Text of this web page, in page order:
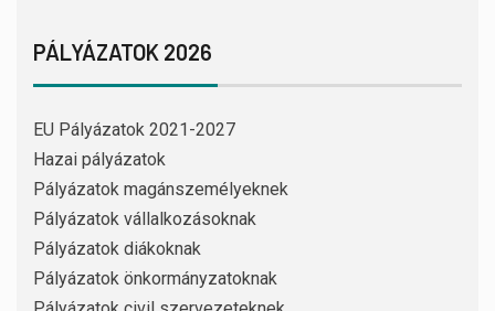
PÁLYÁZATOK 2026
EU Pályázatok 2021-2027
Hazai pályázatok
Pályázatok magánszemélyeknek
Pályázatok vállalkozásoknak
Pályázatok diákoknak
Pályázatok önkormányzatoknak